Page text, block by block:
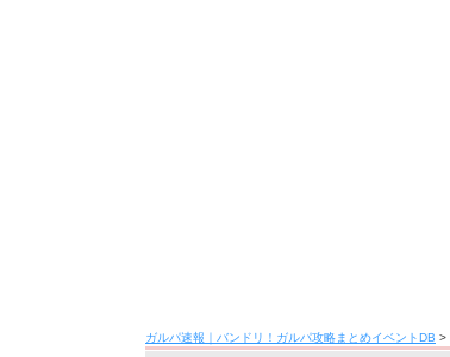
ガルパ速報｜バンドリ！ガルパ攻略まとめイベントDB >